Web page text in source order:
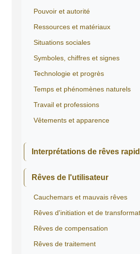
Pouvoir et autorité
Ressources et matériaux
Situations sociales
Symboles, chiffres et signes
Technologie et progrès
Temps et phénomènes naturels
Travail et professions
Vêtements et apparence
Interprétations de rêves
Rêves de l'utilisateur
Cauchemars et mauvais rêves
Rêves d'initiation et de
Rêves de compensation
Rêves de traitement